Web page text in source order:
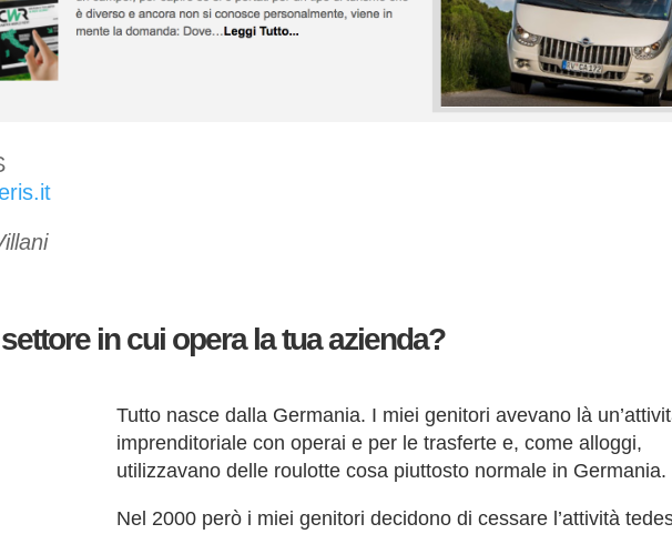
in cui opera la tua azienda?
Tutto nasce dalla Germania. I miei genitori avevano là
imprenditoriale con operai e per le trasferte e, come alloggi,
utilizzavano delle roulotte cosa piuttosto normale in Germania.
Nel 2000 però i miei genitori decidono di cessare l’attività